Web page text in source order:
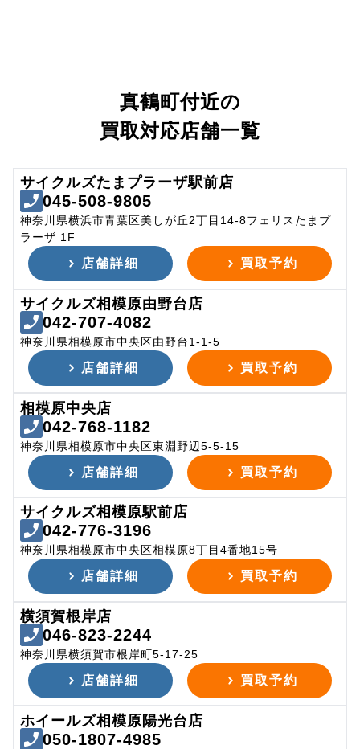
真鶴町付近の
買取対応店舗一覧
サイクルズたまプラーザ駅前店
045-508-9805
神奈川県横浜市青葉区美しが丘2丁目14-8フェリスたまプ
ラーザ 1F
店舗詳細 買取予約
サイクルズ相模原由野台店
042-707-4082
神奈川県相模原市中央区由野台1-1-5
店舗詳細 買取予約
相模原中央店
042-768-1182
神奈川県相模原市中央区東淵野辺5-5-15
店舗詳細 買取予約
サイクルズ相模原駅前店
042-776-3196
神奈川県相模原市中央区相模原8丁目4番地15号
店舗詳細 買取予約
横須賀根岸店
046-823-2244
神奈川県横須賀市根岸町5-17-25
店舗詳細 買取予約
ホイールズ相模原陽光台店
050-1807-4985